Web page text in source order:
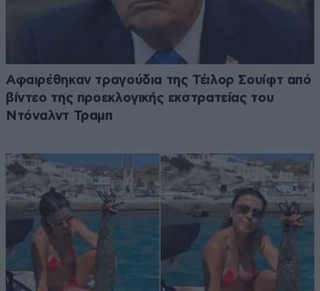
Αφαιρέθηκαν τραγούδια της Τέιλορ Σουίφτ από
βίντεο της προεκλογικής εκστρατείας του
Ντόναλντ Τραμπ